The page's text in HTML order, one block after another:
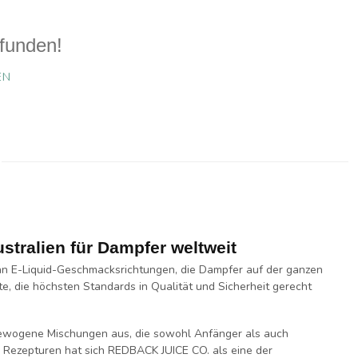
für Dampfer weltweit
E-Liquid-Geschmacksrichtungen, die Dampfer auf der ganzen
die höchsten Standards in Qualitätund Sicherheitgerecht
Mischungen aus, die sowohl Anfänger als auch
hat sich REDBACK JUICE CO. als eine der